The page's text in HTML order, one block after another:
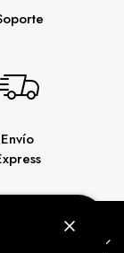
Envío